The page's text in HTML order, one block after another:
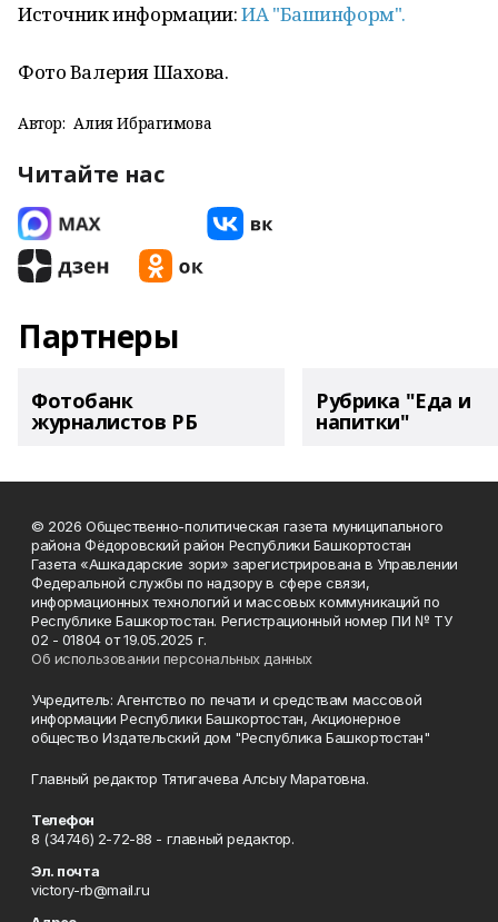
Источник информации:ИА "Башинформ".
Фото Валерия Шахова.
Автор: Алия Ибрагимова
Читайте нас
Партнеры
Фотобанк
журналистов РБ
Рубрика "Еда и
напитки"
© 2026 Общественно-политическая газета муниципального
района Фёдоровский район Республики Башкортостан
Газета «Ашкадарские зори» зарегистрирована в Управлении
Федеральной службы по надзору в сфере связи,
информационных технологий и массовых коммуникаций по
Республике Башкортостан. Регистрационный номер ПИ № ТУ
02 - 01804 от 19.05.2025 г.
Об использовании персональных данных
Учредитель: Агентство по печати и средствам массовой
информации Республики Башкортостан, Акционерное
общество Издательский дом "Республика Башкортостан"
Главный редактор Тятигачева Алсыу Маратовна.
Телефон
8 (34746) 2-72-88 - главный редактор.
Эл. почта
victory-rb@mail.ru